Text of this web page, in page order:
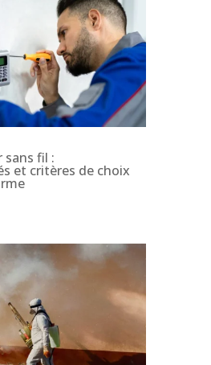
sans fil :
et critères de choix